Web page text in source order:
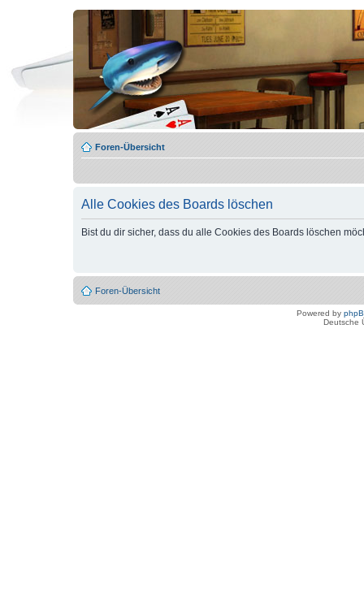
Foren-Übersicht
Alle Cookies des Boards löschen
Bist du dir sicher, dass du alle Cookies des Boards löschen
Foren-Übersicht
Powered by
Deutsche